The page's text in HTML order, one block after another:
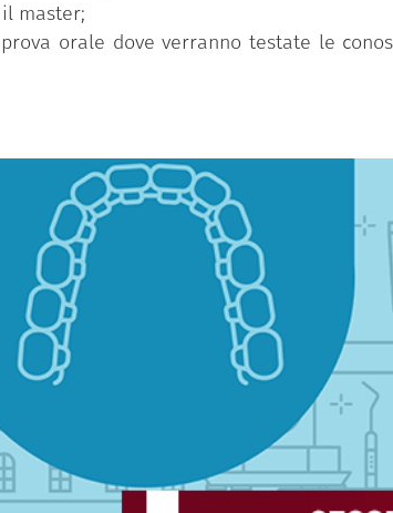
master;
orale dove verranno testate le